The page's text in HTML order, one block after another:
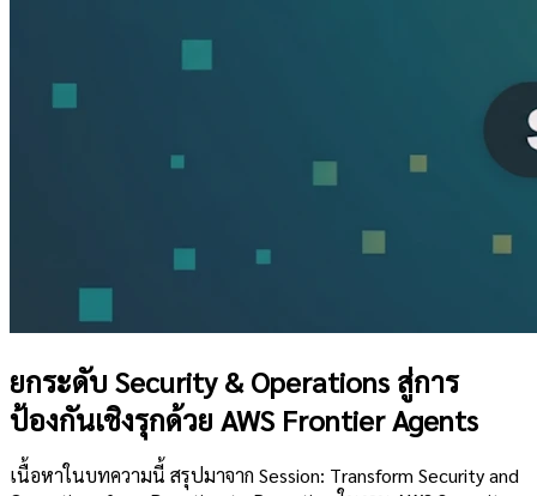
ยกระดับ Security & Operations สู่การ
ป้องกันเชิงรุกด้วย AWS Frontier Agents
เนื้อหาในบทความนี้ สรุปมาจาก Session: Transform Security and